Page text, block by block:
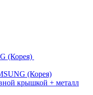
(Корея)
(Корея)
крышкой + металл